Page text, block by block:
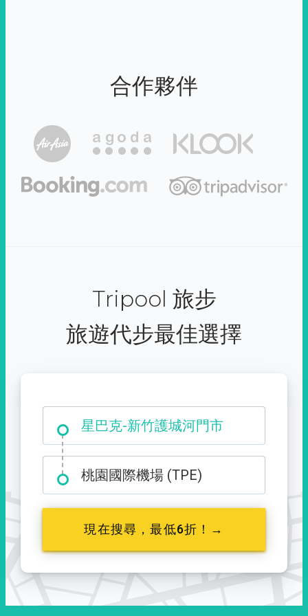
合作夥伴
Tripool 旅步
旅遊代步最佳選擇
星巴克-新竹護城河門市
大霸尖山登山口
桃園國際機場 (TPE)
現在搜尋，最低6折！→